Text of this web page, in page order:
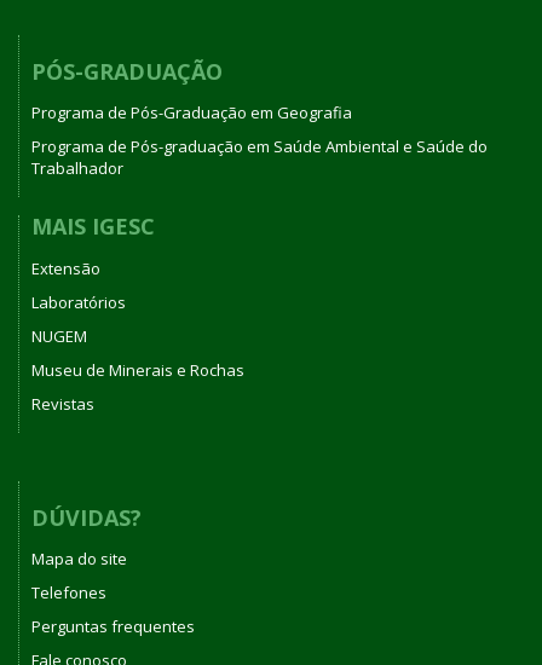
PÓS-GRADUAÇÃO
Programa de Pós-Graduação em Geografia
Programa de Pós-graduação em Saúde Ambiental e Saúde do
Trabalhador
MAIS IGESC
Extensão
Laboratórios
NUGEM
Museu de Minerais e Rochas
Revistas
DÚVIDAS?
Mapa do site
Telefones
Perguntas frequentes
Fale conosco